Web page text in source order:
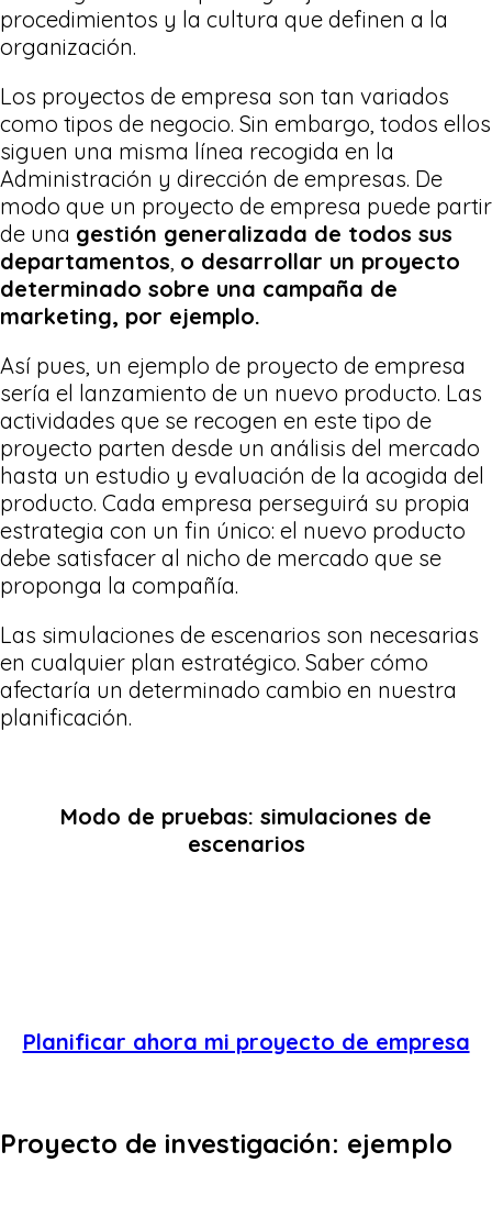
procedimientos y la cultura que definen a la
organización.
Los proyectos de empresa son tan variados
como tipos de negocio. Sin embargo, todos ellos
siguen una misma línea recogida en la
Administración y dirección de empresas. De
modo que un proyecto de empresa puede partir
de una gestión generalizada de todos sus
departamentos o desarrollar un proyecto
determinado sobre una campaña de
marketing, por ejemplo.
Así pues, un ejemplo de proyecto de empresa
sería el lanzamiento de un nuevo producto. Las
actividades que se recogen en este tipo de
proyecto parten desde un análisis del mercado
hasta un estudio y evaluación de la acogida del
producto. Cada empresa perseguirá su propia
estrategia con un fin único: el nuevo producto
debe satisfacer al nicho de mercado que se
proponga la compañía.
Las simulaciones de escenarios son necesarias
en cualquier plan estratégico. Saber cómo
afectaría un determinado cambio en nuestra
planificación.
Modo de pruebas: simulaciones de
escenarios
Planificar ahora mi proyecto de empresa
Proyecto de investigación: ejemplo